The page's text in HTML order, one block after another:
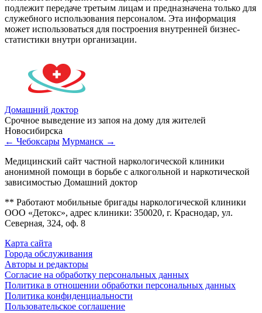
подлежит передаче третьим лицам и предназначена только для
служебного использования персоналом. Эта информация
может использоваться для построения внутренней бизнес-
статистики внутри организации.
Домашний доктор
Срочное выведение из запоя на дому для жителей
Новосибирска
← Чебоксары Мурманск →
Медицинский сайт частной наркологической клиники
анонимной помощи в борьбе с алкогольной и наркотической
зависимостью Домашний доктор
** Работают мобильные бригады наркологической клиники
ООО «Детокс», адрес клиники: 350020, г. Краснодар, ул.
Северная, 324, оф. 8
Карта сайта
Города обслуживания
Авторы и редакторы
Согласие на обработку персональных данных
Политика в отношении обработки персональных данных
Политика конфиденциальности
Пользовательское соглашение